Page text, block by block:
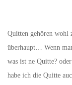
Quitten gehören wohl
überhaupt… Wenn
was ist ne Quitte?
habe ich die Quitte